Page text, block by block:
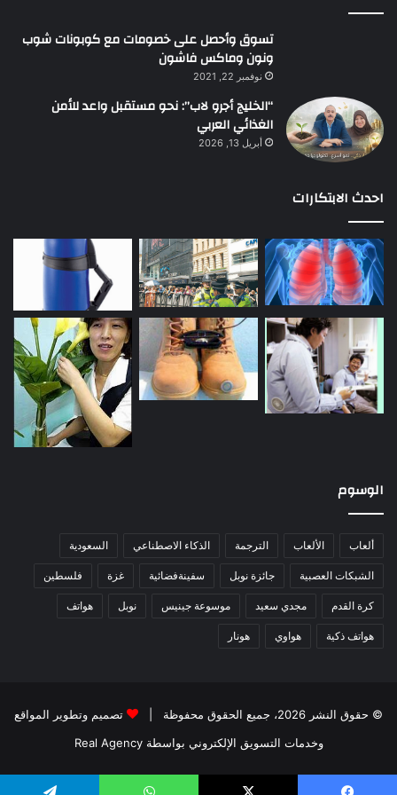
تسوق وأحصل على خصومات مع كوبونات شوب
ونون وماكس فاشون
نوفمبر 22, 2021
“الخليج أجرو لاب”: نحو مستقبل واعد للأمن
الغذائي العربي
أبريل 13, 2026
احدث الابتكارات
الوسوم
ألعاب الألعاب الترجمة الذكاء الاصطناعي السعودية
الشبكات العصبية جائزة نوبل سفينةفضائية غزة فلسطين
كرة القدم مجدي سعيد موسوعة جينيس نوبل هواتف
هواتف ذكية هواوي هونار
© حقوق النشر 2026، جميع الحقوق محفوظة |
تصميم وتطوير المواقع
وخدمات التسويق الإلكتروني بواسطة Real Agency